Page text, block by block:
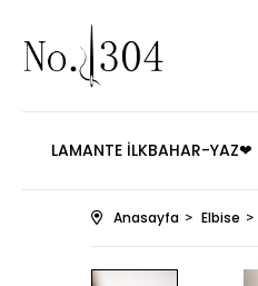
LAMANTE İLKBAHAR-YAZ❤
Anasayfa Elbise